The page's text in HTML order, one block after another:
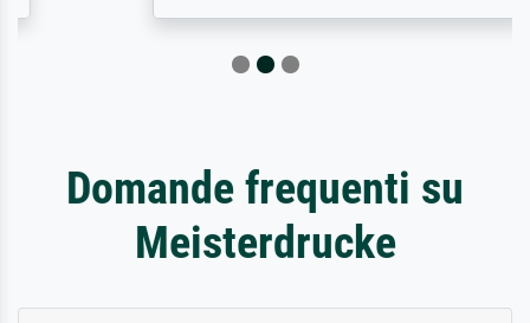
Domande frequenti su
Meisterdrucke